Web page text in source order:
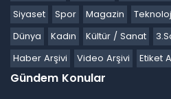
Siyaset
Spor Magazin
Dünya
Kadın Kültür / Sanat
Haber Arşivi
Video Arşivi Etiket
Gündem Konular